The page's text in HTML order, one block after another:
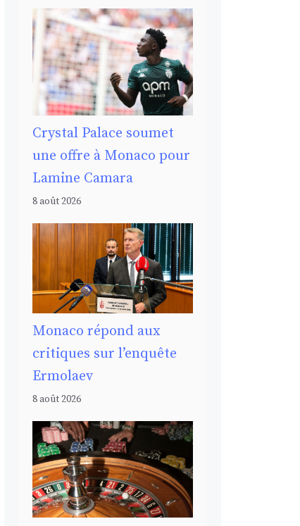
Crystal Palace soumet
une offre à Monaco pour
Lamine Camara
8 août 2026
Monaco répond aux
critiques sur l’enquête
Ermolaev
8 août 2026